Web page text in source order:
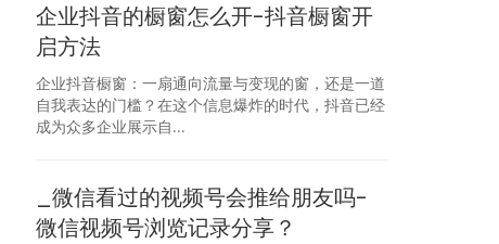
企业抖音的橱窗怎么开-抖音橱窗开
启方法
企业抖音橱窗：一扇通向流量与变现的窗，还是一道
自我表达的门槛？在这个信息爆炸的时代，抖音已经
成为众多企业展示自...
_微信看过的视频号会推给朋友吗-
微信视频号浏览记录分享？